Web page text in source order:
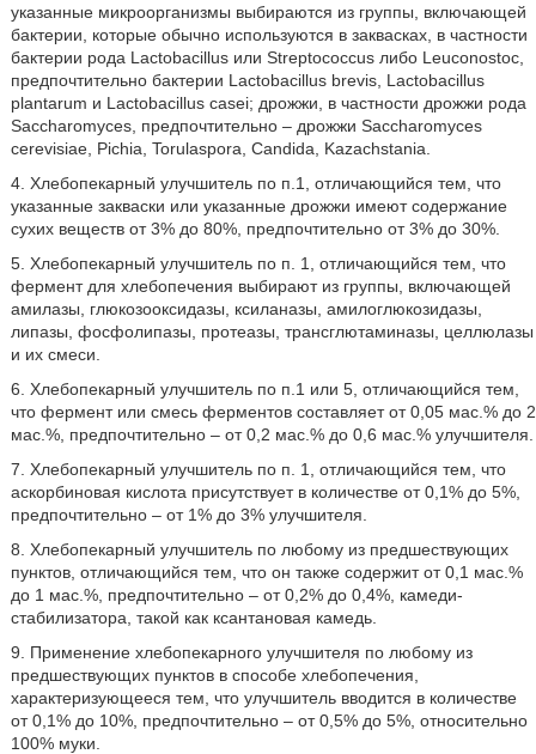
указанные микроорганизмы выбираются из группы, включающей
бактерии, которые обычно используются в заквасках, в частности
бактерии рода Lactobacillus или Streptococcus либо Leuconostoc,
предпочтительно бактерии Lactobacillus brevis, Lactobacillus
plantarum и Lactobacillus casei; дрожжи, в частности дрожжи рода
Saccharomyces, предпочтительно – дрожжи Saccharomyces
cerevisiae, Pichia, Torulaspora, Candida, Kazachstania.
4. Хлебопекарный улучшитель по п.1, отличающийся тем, что
указанные закваски или указанные дрожжи имеют содержание
сухих веществ от 3% до 80%, предпочтительно от 3% до 30%.
5. Хлебопекарный улучшитель по п. 1, отличающийся тем, что
фермент для хлебопечения выбирают из группы, включающей
амилазы, глюкозооксидазы, ксиланазы, амилоглюкозидазы,
липазы, фосфолипазы, протеазы, трансглютаминазы, целлюлазы
и их смеси.
6. Хлебопекарный улучшитель по п.1 или 5, отличающийся тем,
что фермент или смесь ферментов составляет от 0,05 мас.% до 2
мас.%, предпочтительно – от 0,2 мас.% до 0,6 мас.% улучшителя.
7. Хлебопекарный улучшитель по п. 1, отличающийся тем, что
аскорбиновая кислота присутствует в количестве от 0,1% до 5%,
предпочтительно – от 1% до 3% улучшителя.
8. Хлебопекарный улучшитель по любому из предшествующих
пунктов, отличающийся тем, что он также содержит от 0,1 мас.%
до 1 мас.%, предпочтительно – от 0,2% до 0,4%, камеди-
стабилизатора, такой как ксантановая камедь.
9. Применение хлебопекарного улучшителя по любому из
предшествующих пунктов в способе хлебопечения,
характеризующееся тем, что улучшитель вводится в количестве
от 0,1% до 10%, предпочтительно – от 0,5% до 5%, относительно
100% муки.